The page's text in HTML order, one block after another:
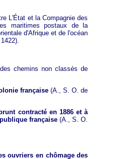
L'État et la Compagnie des
maritimes postaux de la
d'Afrique et de l'océan
chemins non classés de
française(A., S. O. de
contracté en 1886 et à
française(A., S. O.
ouvriers en chômage des